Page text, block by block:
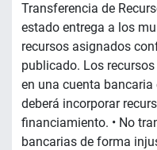
Transferencia de
estado entrega a los
recursos asignados
publicado. Los
en una cuenta bancaria
deberá incorporar
financiamiento. • No
bancarias de forma